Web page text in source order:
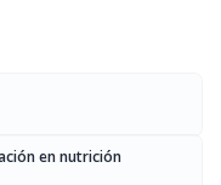
en nutrición